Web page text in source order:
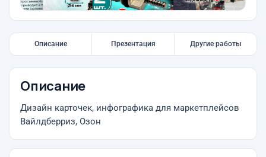
Описание Презентация Другие работы
Описание
Дизайн карточек, инфографика для маркетплейсов
Вайлдберриз, Озон